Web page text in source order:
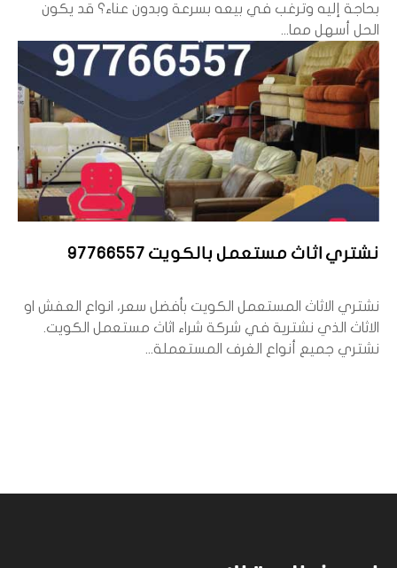
بحاجة إليه وترغب في بيعه بسرعة وبدون عناء؟ قد يكون
الحل أسهل مما...
نشتري اثاث مستعمل بالكويت 97766557
نشتري الاثاث المستعمل الكويت بأفضل سعر، انواع العفش او
الاثاث الذي نشترية في شركة شراء اثاث مستعمل الكويت.
نشتري جميع أنواع الغرف المستعملة...